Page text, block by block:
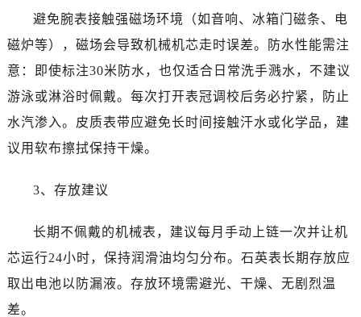
避免腕表接触强磁场环境（如音响、冰箱门磁条、电
磁炉等），磁场会导致机械机芯走时误差。防水性能需注
意：即使标注30米防水，也仅适合日常洗手溅水，不建议
游泳或淋浴时佩戴。每次打开表冠调校后务必拧紧，防止
水汽渗入。皮质表带应避免长时间接触汗水或化学品，建
议用软布擦拭保持干燥。
3、存放建议
长期不佩戴的机械表，建议每月手动上链一次并让机
芯运行24小时，保持润滑油均匀分布。石英表长期存放应
取出电池以防漏液。存放环境需避光、干燥、无剧烈温
差。